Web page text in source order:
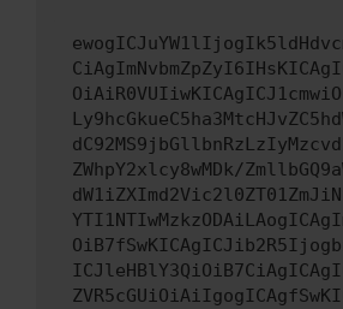
ZWhpY2xlcy8wMDk/